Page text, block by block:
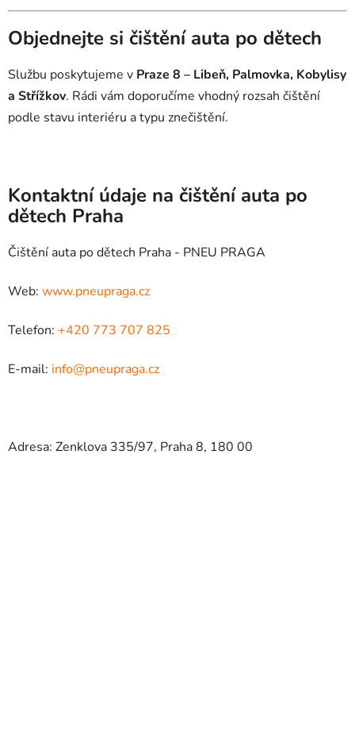
Objednejte si čištění auta po dětech
Službu poskytujeme v Praze 8 – Libeň, Palmovka, Kobylisy
a Střížkov. Rádi vám doporučíme vhodný rozsah čištění
podle stavu interiéru a typu znečištění.
Kontaktní údaje na čištění auta po
dětech Praha
Čištění auta po dětech Praha - PNEU PRAGA
Web: www.pneupraga.cz
Telefon: +420 773 707 825
E-mail: info@pneupraga.cz
Adresa: Zenklova 335/97, Praha 8, 180 00